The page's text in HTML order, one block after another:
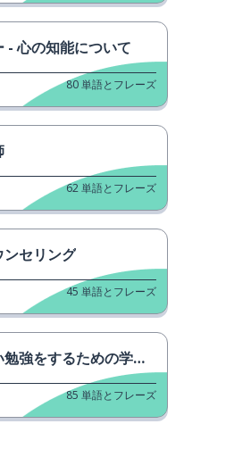
- 心の知能について
80単語とフレーズ
62単語とフレーズ
ンセリング
45 単語とフレーズ
をするための学習のヒント
85 単語とフレーズ